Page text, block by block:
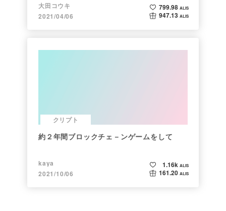
大田コウキ
2021/04/06
799.98 ALIS
947.13 ALIS
クリプト
約２年間ブロックチェ－ンゲームをして
kaya
2021/10/06
1.16k ALIS
161.20 ALIS